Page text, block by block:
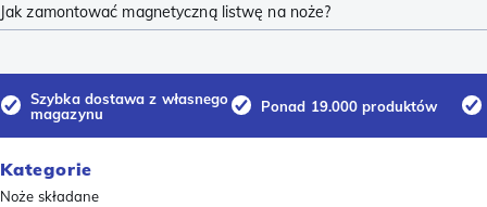
Jak zamontować magnetyczną listwę na noże?
Szybka dostawa z własnego
magazynu
Ponad 19.000 produktów
Kategorie
Noże składane